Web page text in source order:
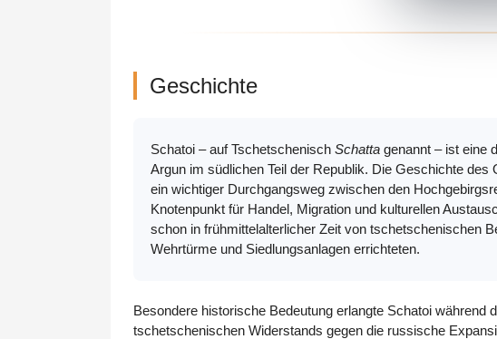
Geschichte
Schatoi – auf TschetschenischSchatta genannt – ist eine
Argun im südlichen Teil der Republik. Die Geschichte
ein wichtiger Durchgangsweg zwischen den
Knotenpunkt für Handel, Migration und kulturellen
schon in frühmittelalterlicher Zeit von tschetschenischen
Wehrtürme und Siedlungsanlagen errichteten.
Besondere historische Bedeutung erlangte Schatoi
tschetschenischen Widerstands gegen die russische